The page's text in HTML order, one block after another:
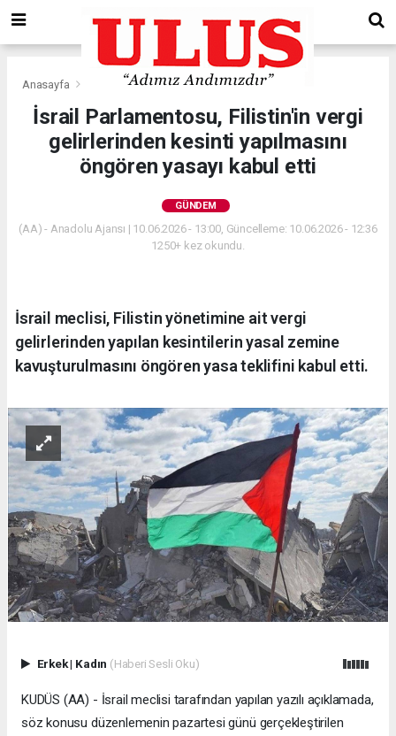
Anasayfa Gündem
İsrail Parlamentosu, Filistin'in vergi
gelirlerinden kesinti yapılmasını
öngören yasayı kabul etti
GÜNDEM
(AA) - Anadolu Ajansı | 10.06.2026 - 13:00, Güncelleme: 10.06.2026 - 12:36
1250+ kez okundu.
İsrail meclisi, Filistin yönetimine ait vergi
gelirlerinden yapılan kesintilerin yasal zemine
kavuşturulmasını öngören yasa teklifini kabul etti.
Erkek| Kadın (Haberi Sesli Oku)
KUDÜS (AA) - İsrail meclisi tarafından yapılan yazılı açıklamada,
söz konusu düzenlemenin pazartesi günü gerçekleştirilen